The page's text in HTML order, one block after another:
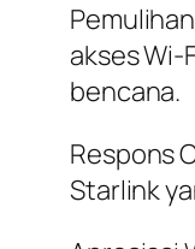
akses
bencana.
Respons
Starlink